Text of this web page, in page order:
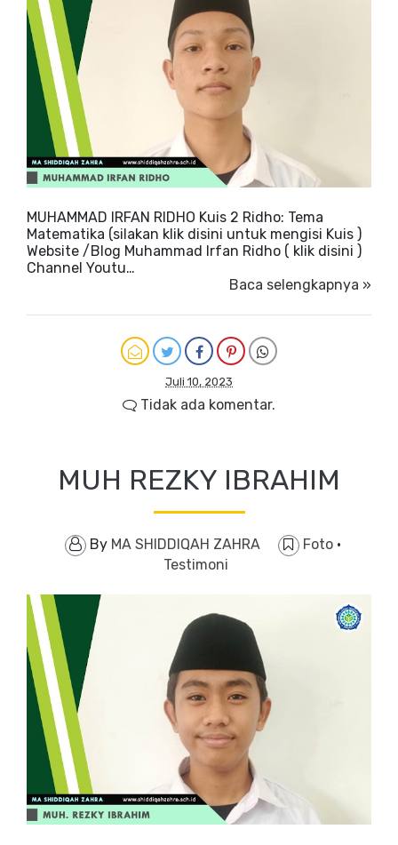
MUHAMMAD IRFAN RIDHO Kuis 2 Ridho: Tema
Matematika (silakan klik disini untuk mengisi Kuis )
Website /Blog Muhammad Irfan Ridho ( klik disini )
Channel Youtu…
Baca selengkapnya »
Juli 10, 2023
Tidak ada komentar.
MUH REZKY IBRAHIM
By MA SHIDDIQAH ZAHRA Foto ·
Testimoni